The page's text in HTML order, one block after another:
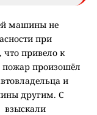
машины не
при
что привело к
пожар произошёл
и
другим. С
взыскали